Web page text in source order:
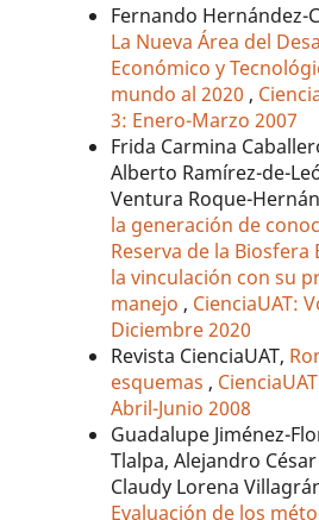
Fernando Hernández-
La Nueva Área del
Económico y
mundo al 2020 ,
3: Enero-Marzo 2007
Frida Carmina
Alberto Ramírez-de-
Ventura Roque-
la generación de
Reserva de la Biosfera
la vinculación con su
manejo , CienciaUAT:
Diciembre 2020
Revista CienciaUAT,
esquemas ,
Abril-Junio 2008
Guadalupe Jiménez-
Tlalpa, Alejandro
Claudy Lorena
Evaluación de los